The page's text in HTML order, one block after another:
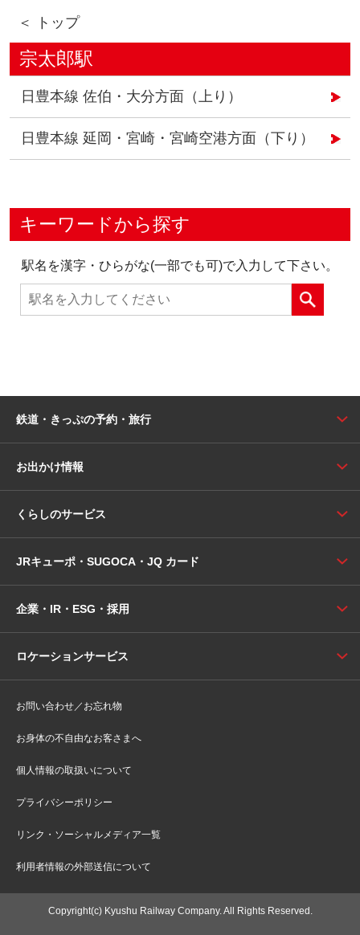
＜ トップ
宗太郎駅
日豊本線 佐伯・大分方面（上り）
日豊本線 延岡・宮崎・宮崎空港方面（下り）
キーワードから探す
駅名を漢字・ひらがな(一部でも可)で入力して下さい。
鉄道・きっぷの予約・旅行
お出かけ情報
くらしのサービス
JRキューポ・SUGOCA・JQ カード
企業・IR・ESG・採用
ロケーションサービス
お問い合わせ／お忘れ物
お身体の不自由なお客さまへ
個人情報の取扱いについて
プライバシーポリシー
リンク・ソーシャルメディア一覧
利用者情報の外部送信について
Copyright(c) Kyushu Railway Company. All Rights Reserved.